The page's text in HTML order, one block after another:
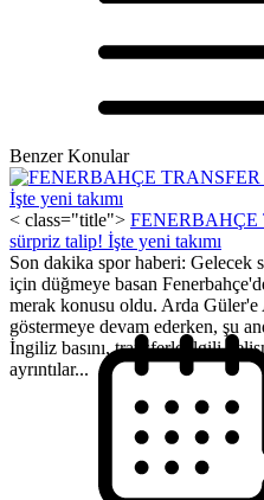
Benzer Konular
< class="title"> FENERBAHÇE
sürpriz talip! İşte yeni takımı
Son dakika spor haberi: Gelecek
için düğmeye basan
merak konusu oldu. Arda
göstermeye devam ederken, şu
İngiliz basını, transferle ilgili
ayrıntılar...